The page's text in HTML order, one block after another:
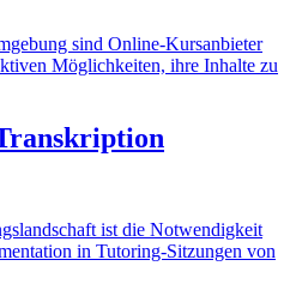
sind Online-Kursanbieter
Möglichkeiten, ihre Inhalte zu
ist die Notwendigkeit
in Tutoring-Sitzungen von